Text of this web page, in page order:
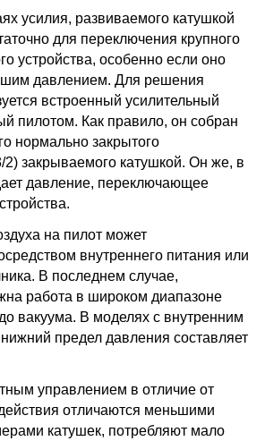
усилия, развиваемого катушкой
для переключения крупного
устройства, особенно если оно
давлением. Для решения
встроенный усилительный
пилотом. Как правило, он собран
нормально закрытого
2) закрываемого катушкой. Он же, в
давление, переключающее
на пилот может
внутреннего питания или
В последнем случае,
работа в широком диапазоне
вакуума. В моделях с внутренним
предел давления составляет
управлением в отличие от
отличаются меньшими
катушек, потребляют мало